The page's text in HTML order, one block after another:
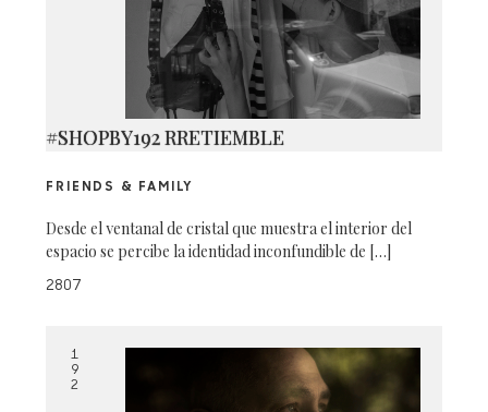
#SHOPBY192 RRETIEMBLE
FRIENDS & FAMILY
Desde el ventanal de cristal que muestra el interior del
espacio se percibe la identidad inconfundible de […]
2807
1
9
2